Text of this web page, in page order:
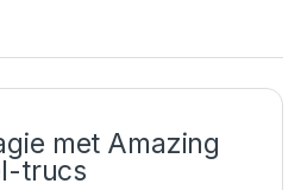
met Amazing
trucs